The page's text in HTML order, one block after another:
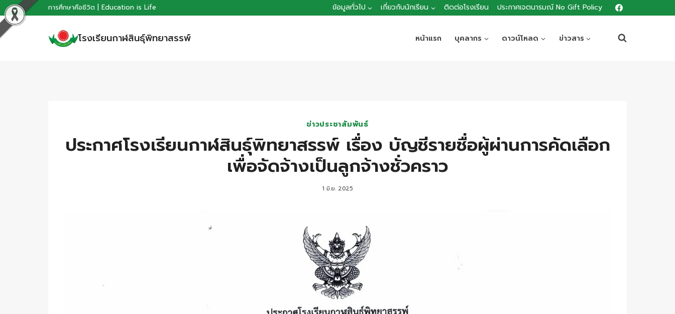
Skip
to
content
การศึกษาคือชีวิต | Education is Life ข้อมูลทั่วไป เกี่ยวกับนักเรียน ติดต่อโรงเรียน ประกาศเจตนารมณ์ No Gift Policy
โรงเรียนกาฬสินธุ์พิทยาสรรพ์ หน้าแรก บุคลากร ดาวน์โหลด ข่าวสาร
ข่าวประชาสัมพันธ์
ประกาศโรงเรียนกาฬสินธุ์พิทยาสรรพ์ เรื่อง บัญชีรายชื่อผู้ผ่านการคัดเลือก
เพื่อจัดจ้างเป็นลูกจ้างชั่วคราว
1 มิ.ย. 2025